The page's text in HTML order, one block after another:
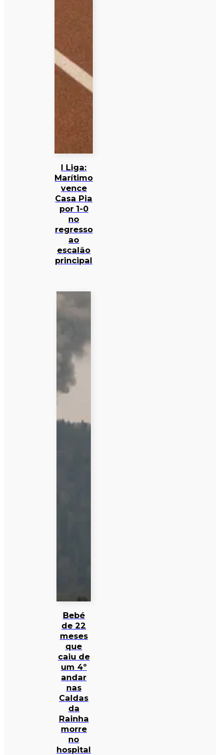
I Liga:
Marítimo
vence
Casa Pia
por 1-0
no
regresso
ao
escalão
principal
Bebé
de 22
meses
que
caiu de
um 4º
andar
nas
Caldas
da
Rainha
morre
no
hospital